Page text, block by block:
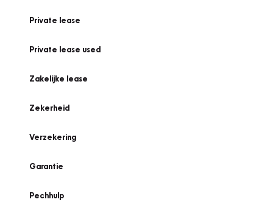
Private lease
Private lease used
Zakelijke lease
Zekerheid
Verzekering
Garantie
Pechhulp